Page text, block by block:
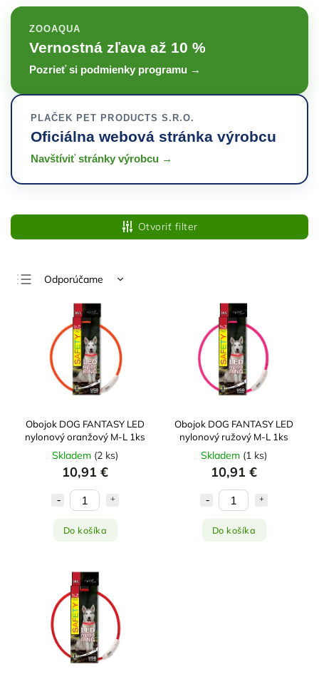
ZOOAQUA
Vernostná zľava až 10 %
Pozrieť si podmienky programu →
PLAČEK PET PRODUCTS S.R.O.
Oficiálna webová stránka výrobcu
Navštíviť stránky výrobcu →
Otvoriť filter
Odporúčame
Najlacnejšie
Najdrahšie
Najpredávanejšie
Abecedne
Obojok DOG FANTASY LED
nylonový oranžový M-L 1ks
Skladem (2 ks)
10,91 €
Do košíka
Obojok DOG FANTASY LED
nylonový ružový M-L 1ks
Skladem (1 ks)
10,91 €
Do košíka